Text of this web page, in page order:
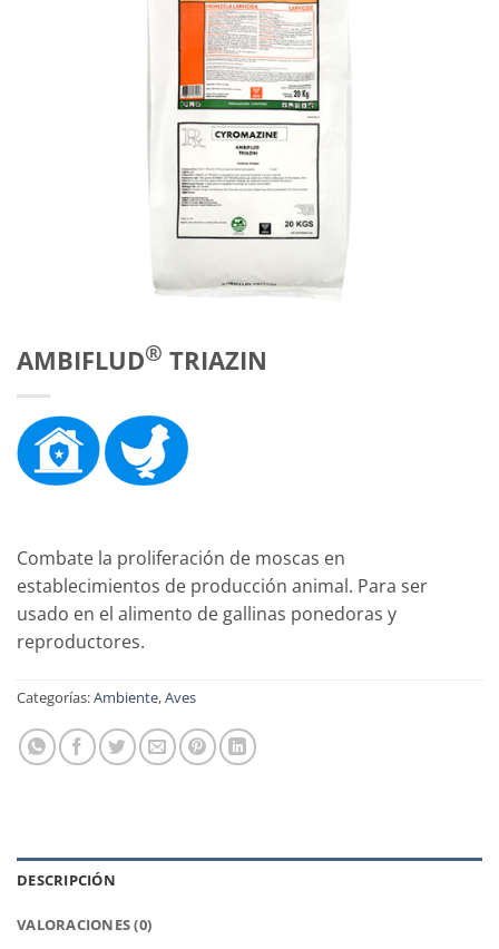
AMBIFLUD® TRIAZIN
Combate la proliferación de moscas en
establecimientos de producción animal. Para ser
usado en el alimento de gallinas ponedoras y
reproductores.
Categorías:Ambiente,Aves
DESCRIPCIÓN
VALORACIONES (0)